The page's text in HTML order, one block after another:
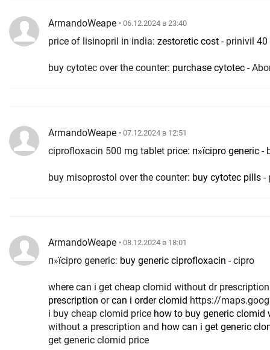
ArmandoWeape • 06.12.2024 в 23:40
price of lisinopril in india: zestoretic cost - prinivil 40
buy cytotec over the counter: purchase cytotec -
ArmandoWeape • 07.12.2024 в 12:51
ciprofloxacin 500 mg tablet price: п»їcipro generic -
buy misoprostol over the counter: buy cytotec pills -
ArmandoWeape • 08.12.2024 в 18:01
п»їcipro generic: buy generic ciprofloxacin - cipro
where can i get cheap clomid without dr
prescription orcan i order clomid
i buy cheap clomid price how to buy generic clomid
without a prescription and how can i get generic
get generic clomid price